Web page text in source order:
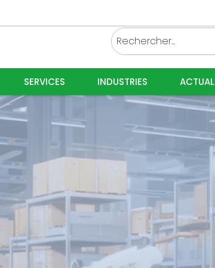
SERVICES INDUSTRIES